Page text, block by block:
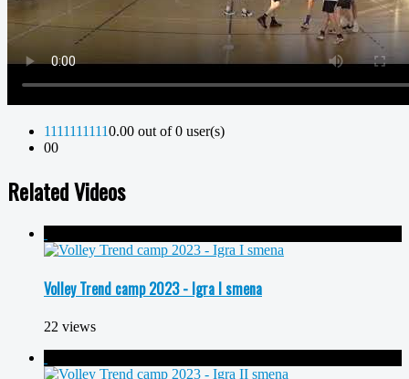
11111111110.00 out of 0 user(s)
00
Related Videos
Volley Trend camp 2023 - Igra I smena
22 views